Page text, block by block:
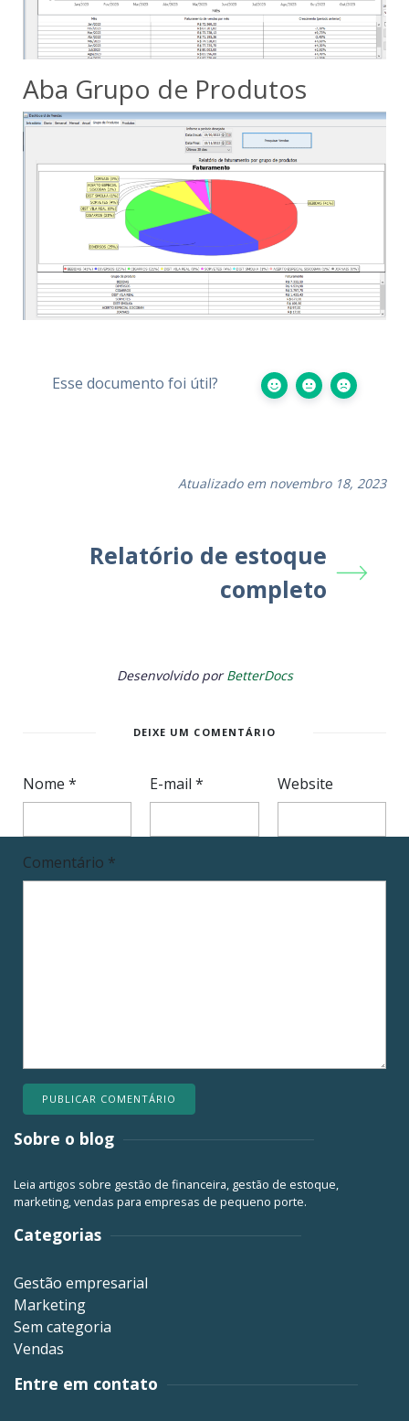
Aba Grupo de Produtos
Esse documento foi útil?
Atualizado em novembro 18, 2023
Relatório de estoque
completo
Desenvolvido porBetterDocs
DEIXE UM COMENTÁRIO
Nome * E-mail* Website
Comentário *
Sobre o blog
Leia artigos sobre gestão de financeira, gestão de estoque,
marketing, vendas para empresas de pequeno porte.
Categorias
Gestão empresarial
Marketing
Sem categoria
Vendas
Entre em contato